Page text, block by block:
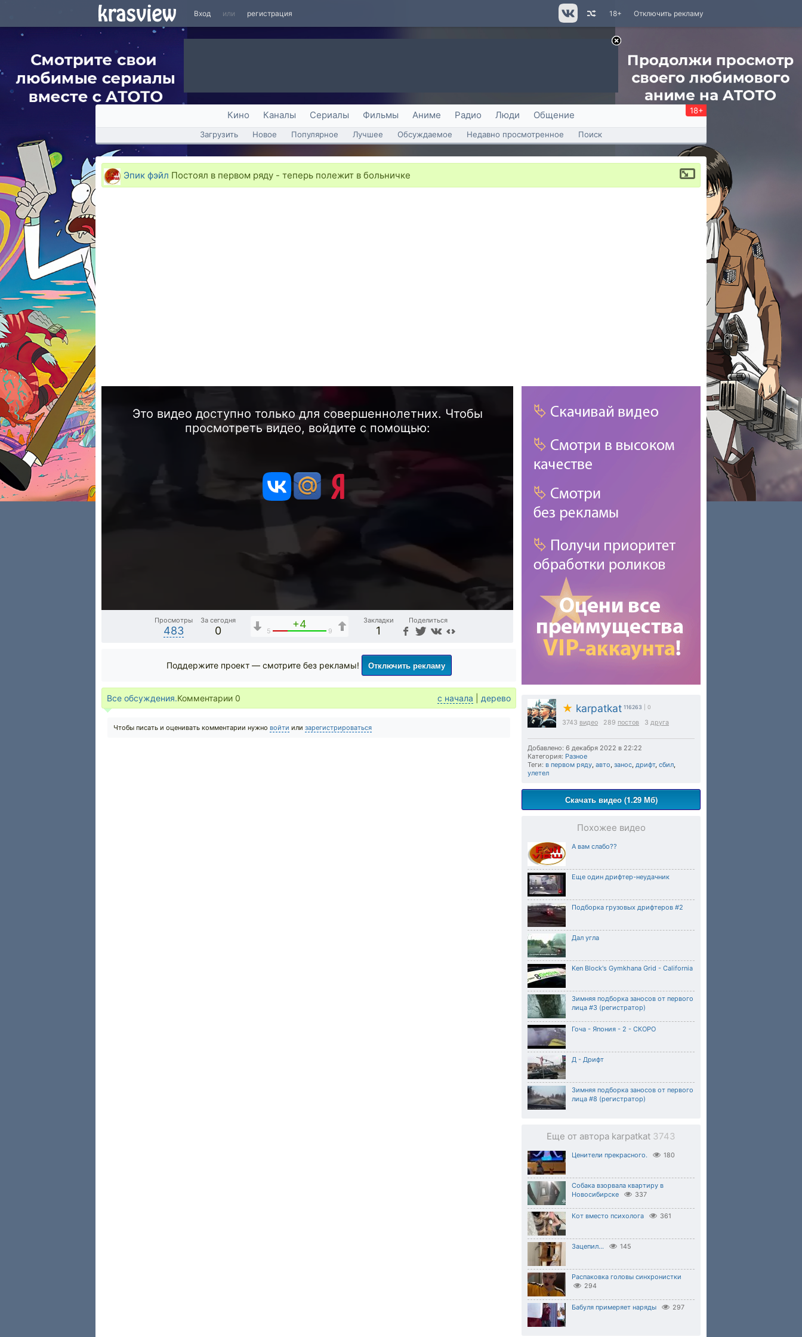
Вход или регистрация Отключить рекламу
18+
Кино Каналы Сериалы Фильмы Аниме Радио Люди Общение 18+
Загрузить Новое Популярное Лучшее Обсуждаемое Недавно просмотренное Поиск
Эпик фэйл Постоял в первом ряду - теперь полежит в больничке
Это видео доступно только для совершеннолетних. Чтобы
просмотреть видео, войдите с помощью:
Просмотры
483
За сегодня
0
+4
5 9
Закладки
1
Поделиться
★ karpatkat 116263 | 0
3743 видео 289 постов 3 друга
Добавлено: 6 декабря 2022 в 22:22
Категория: Разное
Теги: в первом ряду, авто, занос, дрифт, сбил,
улетел
Скачать видео (1.29 Мб)
Похожее видео
А вам слабо??
Еще один дрифтер-неудачник
Подборка грузовых дрифтеров #2
Дал угла
Ken Block's Gymkhana Grid - California
Зимняя подборка заносов от первого
лица #3 (регистратор)
Гоча - Япония - 2 - СКОРО
Д - Дрифт
Зимняя подборка заносов от первого
лица #8 (регистратор)
Еще от автора karpatkat 3743
Ценители прекрасного. 180
Собака взорвала квартиру в
Новосибирске
337
Кот вместо психолога 361
Зацепил... 145
Распаковка головы синхронистки
294
Бабуля примеряет наряды 297
Поддержите проект — смотрите без рекламы! Отключить рекламу
Все обсуждения.Комментарии 0 с начала дерево
Чтобы писать и оценивать комментарии нужно войти или зарегистрироваться